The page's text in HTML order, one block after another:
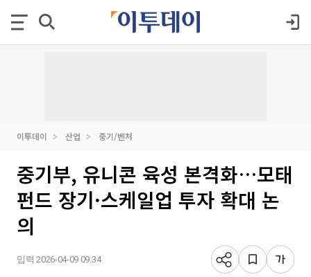
이투데이 산업 중기/벤처
중기부, 유니콘 육성 본격화…모태
펀드 장기·스케일업 투자 확대 논
의
입력 2026-04-09 09:34